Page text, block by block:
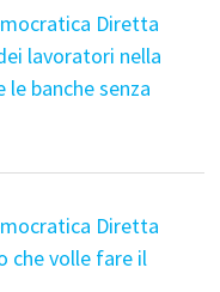
Diretta
lavoratori nella
banche senza
Diretta
che volle fare il